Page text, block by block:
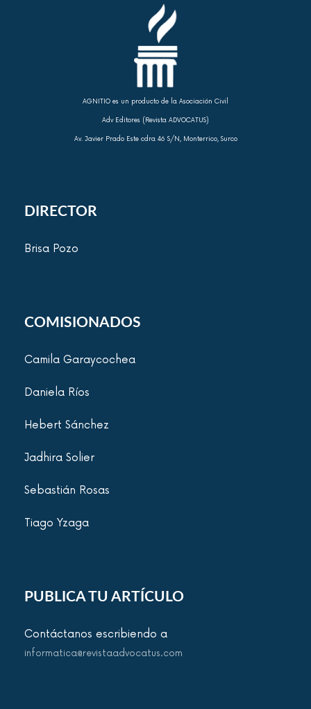
AGNITIO es un producto de la Asociación Civil
Adv Editores (Revista ADVOCATUS)
Av. Javier Prado Este cdra 46 S/N, Monterrico, Surco
DIRECTOR
Brisa Pozo
COMISIONADOS
Camila Garaycochea
Daniela Ríos
Hebert Sánchez
Jadhira Solier
Sebastián Rosas
Tiago Yzaga
PUBLICA TU ARTÍCULO
Contáctanos escribiendo a
informatica@revistaadvocatus.com